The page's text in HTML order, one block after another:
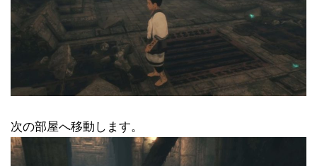
次の部屋へ移動します。